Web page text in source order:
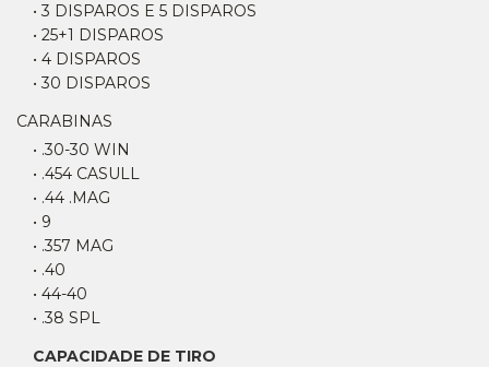
• 3 DISPAROS E 5 DISPAROS
• 25+1 DISPAROS
• 4 DISPAROS
• 30 DISPAROS
CARABINAS
• .30-30 WIN
• .454 CASULL
• .44 .MAG
• 9
• .357 MAG
• .40
• 44-40
• .38 SPL
CAPACIDADE DE TIRO